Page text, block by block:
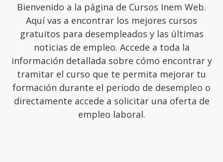
Bienvenido a la página de Cursos Inem Web.
Aquí vas a encontrar los mejores cursos
gratuitos para desempleados y las últimas
noticias de empleo. Accede a toda la
información detallada sobre cómo encontrar y
tramitar el curso que te permita mejorar tu
formación durante el periodo de desempleo o
directamente accede a solicitar una oferta de
empleo laboral.